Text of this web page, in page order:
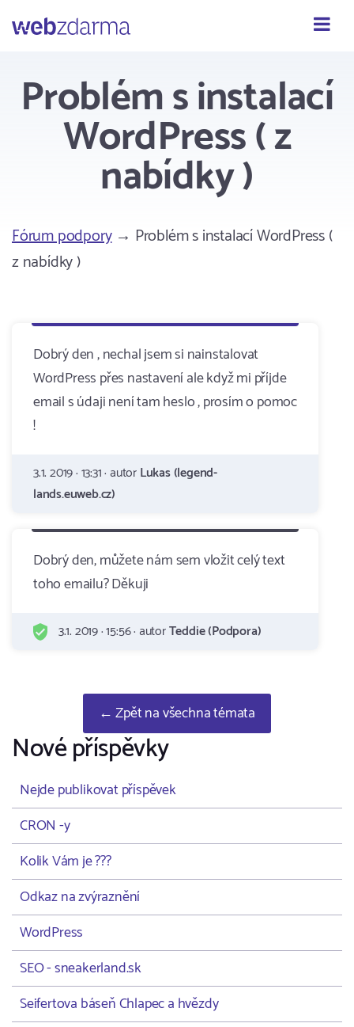
Webzdarma
Problém s instalací
WordPress ( z
nabídky )
Fórum podpory→ Problém s instalací WordPress (
z nabídky )
Dobrý den , nechal jsem si nainstalovat
WordPress přes nastavení ale když mi příjde
email s údaji není tam heslo , prosím o pomoc
!
3.1. 2019 · 13:31 · autorLukas (legend-
lands.euweb.cz)
Dobrý den, můžete nám sem vložit celý text
toho emailu? Děkuji
3.1. 2019 · 15:56 · autorTeddie (Podpora)
← Zpět na všechna témata
Nové příspěvky
Nejde publikovat příspěvek
CRON -y
Kolik Vám je ???
Odkaz na zvýraznění
WordPress
SEO - sneakerland.sk
Seifertova báseň Chlapec a hvězdy